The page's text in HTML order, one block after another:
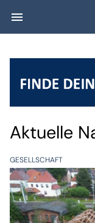
menu
Aktuelle
GESELLSCHAFT